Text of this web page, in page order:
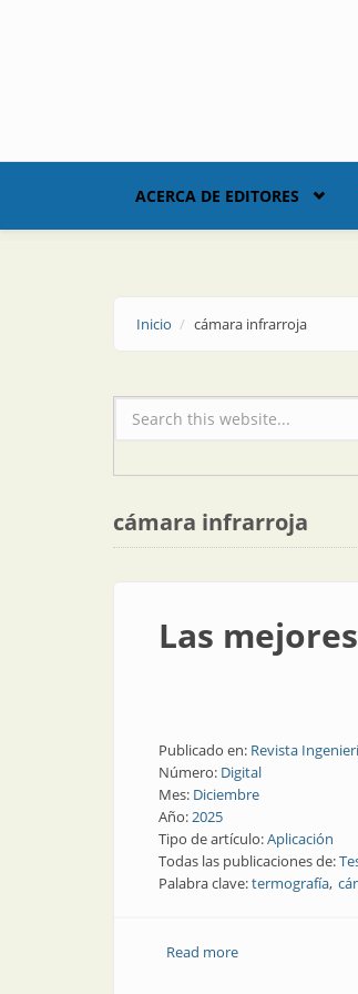
ACERCA DE EDITORES
Inicio cámara infrarroja
Formulario de búsqueda
cámara infrarroja
Las
Publicado en: Revista
Número: Digital
Mes: Diciembre
Año:2025
Tipo de artículo:Aplicación
Todas las publicaciones de:
Palabra clave:termografía
Read moreabout Las